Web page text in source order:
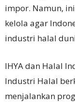
impor. Namun,
kelola agar
industri halal
IHYA dan Halal
Industri Halal
menjalankan